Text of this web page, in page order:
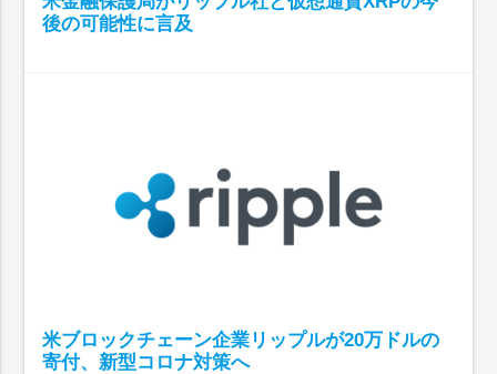
後の可能性に言及
米ブロックチェーン企業リップルが20万ドルの
寄付、新型コロナ対策へ